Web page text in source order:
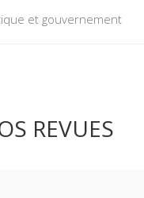
et gouvernement
REVUES